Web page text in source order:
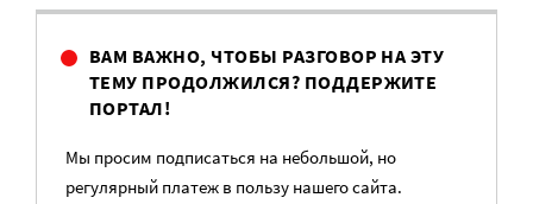
ВАМ ВАЖНО, ЧТОБЫ РАЗГОВОР НА ЭТУ
ТЕМУ ПРОДОЛЖИЛСЯ? ПОДДЕРЖИТЕ
ПОРТАЛ!
Мы просим подписаться на небольшой, но
регулярный платеж в пользу нашего сайта.